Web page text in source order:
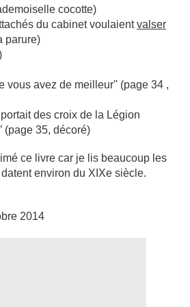
cocotte)
du cabinet voulaientvalser
parure)
vous avez de meilleur'' (page 34 ,
des croix de la Légion
(page 35, décoré)
ce livre car je lis beaucoup les
environ du XIXe siècle.
4B